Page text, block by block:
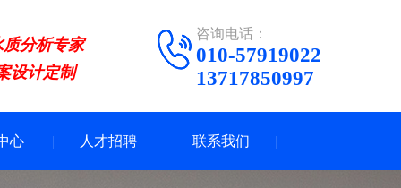
分析专家
设计定制
咨询电话：
010-57919022
13717850997
心 人才招聘 联系我们